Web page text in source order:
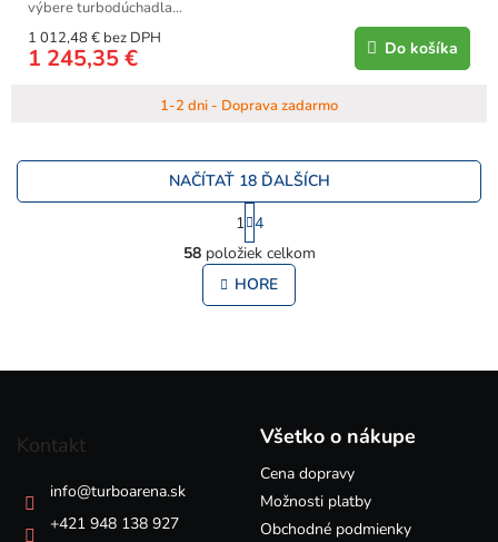
1-2 dni - Doprava zadarmo
1 012,48 € bez DPH
1 245,35 € Do košíka
výbere turbodúchadla...
O
v
l
á
c
NAČÍTAŤ 18 ĎALŠÍCH
S
t
r
á
n
k
1 4
58položiek celkom
HORE
Kontakt
info@turboarena.sk
+421 948 138 927
Všetko o nákupe
Cena dopravy
Možnosti platby
Obchodné podmienky